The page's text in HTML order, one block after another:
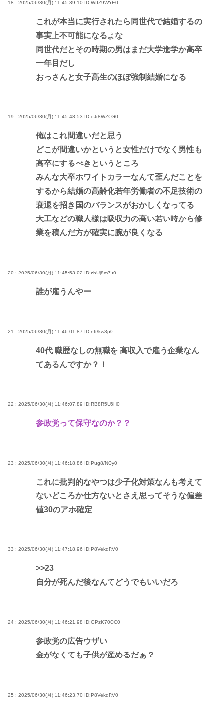
18 : 2025/06/30(月) 11:45:39.10 ID:WfIZ9WYE0
これが本当に実行されたら同世代で結婚するの
事実上不可能になるよな
同世代だとその時期の男はまだ大学進学か高卒
一年目だし
おっさんと女子高生のほぼ強制結婚になる
19 : 2025/06/30(月) 11:45:48.53 ID:oJr8WZCG0
俺はこれ間違いだと思う
どこが間違いかというと女性だけでなく男性も
高卒にするべきというところ
みんな大卒ホワイトカラーなんて歪んだことを
するから結婚の高齢化若年労働者の不足技術の
衰退を招き国のバランスがおかしくなってる
大工などの職人様は吸収力の高い若い時から修
業を積んだ方が確実に腕が良くなる
20 : 2025/06/30(月) 11:45:53.02 ID:zbUj8m7u0
誰が雇うんやー
21 : 2025/06/30(月) 11:46:01.87 ID:nft/kw3p0
40代 職歴なしの無職を 高収入で雇う企業なん
てあるんですか？！
22 : 2025/06/30(月) 11:46:07.89 ID:RB8R5U6H0
参政党って保守なのか？？
23 : 2025/06/30(月) 11:46:18.86 ID:Pug8/NOy0
これに批判的なやつは少子化対策なんも考えて
ないどころか仕方ないとさえ思ってそうな偏差
値30のアホ確定
33 : 2025/06/30(月) 11:47:18.96 ID:P8VekqRV0
>>23
自分が死んだ後なんてどうでもいいだろ
24 : 2025/06/30(月) 11:46:21.98 ID:GPzK70OC0
参政党の広告ウザい
金がなくても子供が産めるだぁ？
25 : 2025/06/30(月) 11:46:23.70 ID:P8VekqRV0